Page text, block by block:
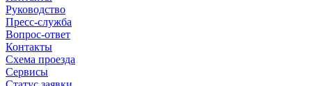
Руководство
Пресс-служба
Вопрос-ответ
Контакты
Схема проезда
Сервисы